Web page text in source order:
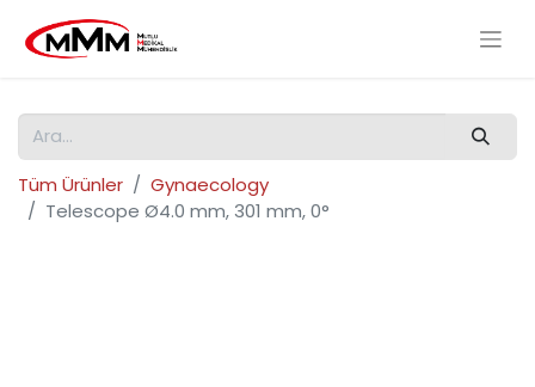
Tüm Ürünler
Gynaecology
Telescope Ø4.0 mm, 301 mm, 0°